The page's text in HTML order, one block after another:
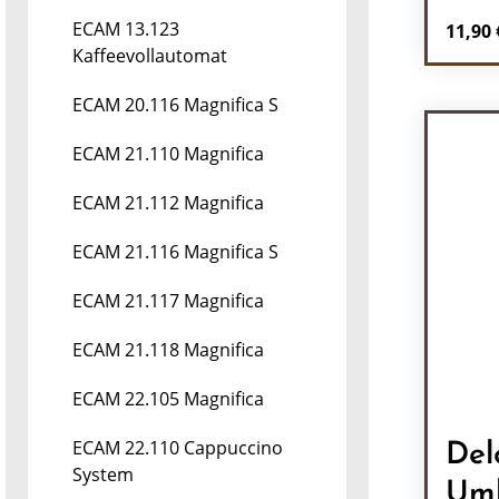
ECAM 13.123
Kaffeevollautomat
ECAM 20.116 Magnifica S
ECAM 21.110 Magnifica
ECAM 21.112 Magnifica
ECAM 21.116 Magnifica S
ECAM 21.117 Magnifica
ECAM 21.118 Magnifica
ECAM 22.105 Magnifica
ECAM 22.110 Cappuccino
System
11,90